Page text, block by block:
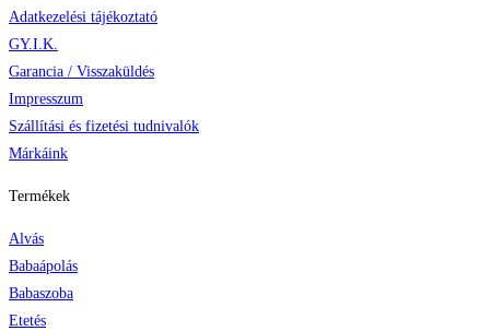
Adatkezelési tájékoztató
GY.I.K.
Garancia / Visszaküldés
Impresszum
Szállítási és fizetési tudnivalók
Márkáink
Termékek
Alvás
Babaápolás
Babaszoba
Etetés